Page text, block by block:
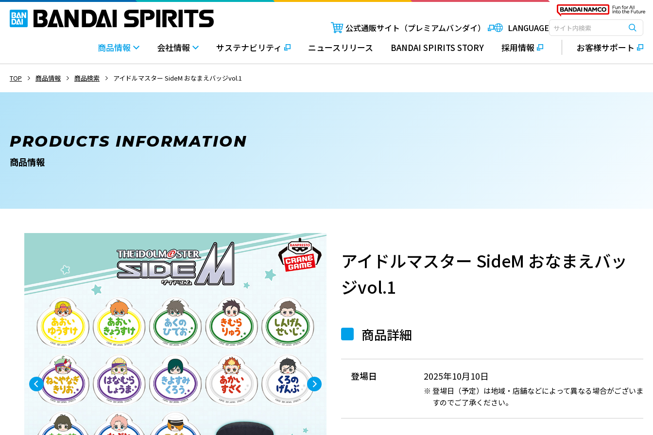
公式通販サイト（プレミアムバンダイ） LANGUAGE検索キーワード入力 検索
商品情報 会社情報 サステナビリティ ニュースリリース BANDAI SPIRITS STORY 採用情報 お客様サポート
TOP 商品情報 商品検索 アイドルマスター SideM おなまえバッジvol.1
PRODUCTS INFORMATION
商品情報
アイドルマスター SideM おなまえバッ
ジvol.1
商品詳細
登場日 2025年10月10日
登場日（予定）は地域・店舗などによって異なる場合がございま
すのでご了承ください。